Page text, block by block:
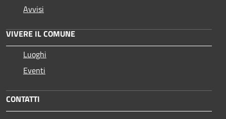
Avvisi
VIVERE IL COMUNE
Luoghi
Eventi
CONTATTI